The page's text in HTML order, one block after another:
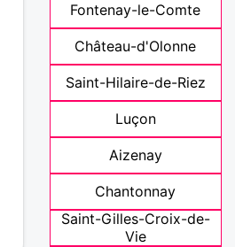
Fontenay-le-Comte
Château-d'Olonne
Saint-Hilaire-de-Riez
Luçon
Aizenay
Chantonnay
Saint-Gilles-Croix-de-
Vie